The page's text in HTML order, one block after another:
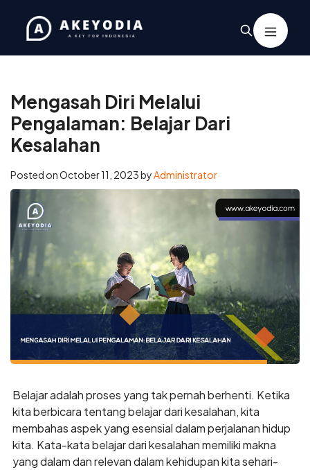
Kesalahan
Mengasah Diri Melalui
Pengalaman: Belajar Dari
Kesalahan
Posted onOctober 11, 2023byAdministrator
Belajar adalah proses yang tak pernah berhenti. Ketika
kita berbicara tentang belajar dari kesalahan, kita
membahas aspek yang esensial dalam perjalanan hidup
kita. Kata-kata belajar dari kesalahan memiliki makna
yang dalam dan relevan dalam kehidupan kita sehari-